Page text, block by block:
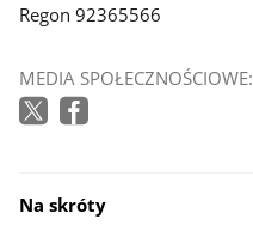
Regon 92365566
MEDIA SPOŁECZNOŚCIOWE:
Na skróty